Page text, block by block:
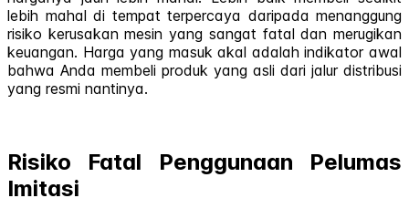
lebih mahal di tempat terpercaya daripada menanggung
risiko kerusakan mesin yang sangat fatal dan merugikan
keuangan. Harga yang masuk akal adalah indikator awal
bahwa Anda membeli produk yang asli dari jalur distribusi
yang resmi nantinya.
Risiko Fatal Penggunaan Pelumas
Imitasi